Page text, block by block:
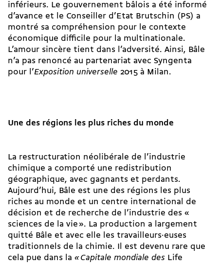
inférieurs. Le gouvernement bâlois a été informé
d’avance et le Conseiller d’Etat Brutschin (PS) a
montré sa compréhension pour le contexte
économique difficile pour la multinationale.
L’amour sincère tient dans l’adversité. Ainsi, Bâle
n’a pas renoncé au partenariat avec Syngenta
pour l’Exposition universelle 2015 à Milan.
Une des régions les plus riches du monde
La restructuration néolibérale de l’industrie
chimique a comporté une redistribution
géographique, avec gagnants et perdants.
Aujourd’hui, Bâle est une des régions les plus
riches au monde et un centre international de
décision et de recherche de l’industrie des «
sciences de la vie ». La production a largement
quitté Bâle et avec elle les travailleurs·euses
traditionnels de la chimie. Il est devenu rare que
cela pue dans la «Capitale mondiale des Life